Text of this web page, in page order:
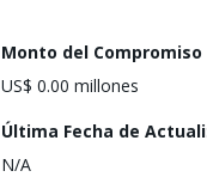
Monto del Compromiso
US$ 0.00 millones
Última Fecha de
N/A